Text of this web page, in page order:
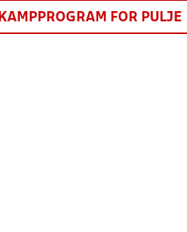
KAMPPROGRAM FOR PULJE